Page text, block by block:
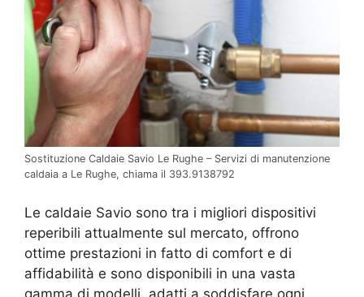
Sostituzione Caldaie Savio Le Rughe – Servizi di manutenzione
caldaia a Le Rughe, chiama il 393.9138792
Le caldaie Savio sono tra i migliori dispositivi
reperibili attualmente sul mercato, offrono
ottime prestazioni in fatto di comfort e di
affidabilità e sono disponibili in una vasta
gamma di modelli, adatti a soddisfare ogni